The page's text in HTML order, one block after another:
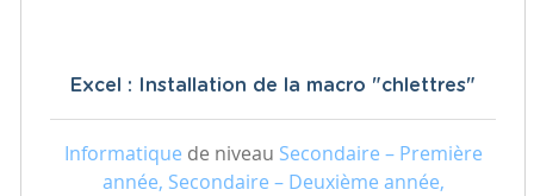
Excel : Installation de la macro "chlettres"
Informatique de niveau Secondaire – Première
année, Secondaire – Deuxième année,